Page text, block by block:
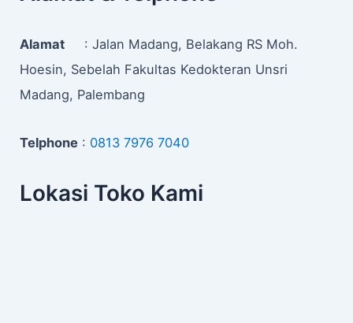
Alamat : Jalan Madang, Belakang RS Moh.
Hoesin, Sebelah Fakultas Kedokteran Unsri
Madang, Palembang
Telphone : 0813 7976 7040
Lokasi Toko Kami